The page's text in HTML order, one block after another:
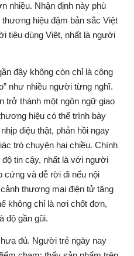
nhiều. Nhận định này phù
hiệu đậm bản sắc Việt
tiêu dùng Việt, nhất là người
đây không còn chỉ là công
như nhiều người từng nghĩ.
trở thành một ngôn ngữ giao
hiệu có thể trình bày
điệu thật, phản hồi ngay
trò chuyện hai chiều. Chính
tin cậy, nhất là với người
cứng và dễ rời đi nếu nội
thương mại điện tử tăng
không chỉ là nơi chốt đơn,
độ gần gũi.
đủ. Người trẻ ngày nay